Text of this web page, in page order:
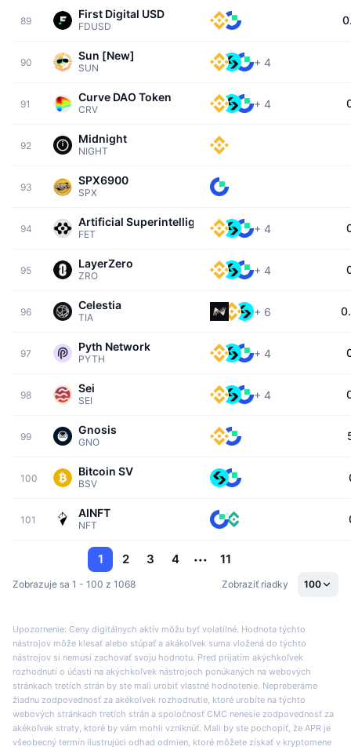
89
First Digital USD
FDUSD
90
Sun [New]
SUN + 4
91
Curve DAO Token
CRV + 4
92
Midnight
NIGHT
93
SPX6900
SPX
94
Artificial Superintelligence Alliance
FET + 4
95
LayerZero
ZRO + 4
96
Celestia
TIA + 6
97
Pyth Network
PYTH + 4
98
Sei
SEI + 4
99
Gnosis
GNO
100
Bitcoin SV
BSV
101
AINFT
NFT
1 2 3 4 11
Zobrazuje sa 1 - 100 z 1068 Zobraziť riadky 100
Upozornenie: Ceny digitálnych aktív môžu byť volatilné. Hodnota týchto
nástrojov môže klesať alebo stúpať a akákoľvek suma vložená do týchto
nástrojov si nemusí zachovať svoju hodnotu. Pred prijatím akýchkoľvek
rozhodnutí o účasti na akýchkoľvek nástrojoch ponúkaných na webových
stránkach tretích strán by ste mali urobiť vlastné hodnotenie. Nepreberáme
žiadnu zodpovednosť za akékoľvek rozhodnutie, ktoré urobíte na týchto
webových stránkach tretích strán a spoločnosť CMC nenesie zodpovednosť za
akékoľvek straty, ktoré by vám mohli vzniknúť. Mali by ste pochopiť, že APR je
všeobecný termín ilustrujúci odhad odmien, ktoré môžete získať v kryptomene